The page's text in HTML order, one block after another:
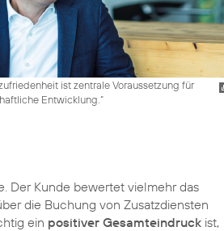
ist zentrale Voraussetzung für
Entwicklung.“
Der Kunde bewertet vielmehr das
die Buchung von Zusatzdiensten
ein positiver Gesamteindruck ist,